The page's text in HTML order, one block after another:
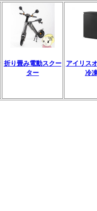
折り畳み電動スクー
ター
アイリス
冷